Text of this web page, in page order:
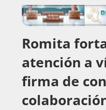
Romita
atención a
firma de